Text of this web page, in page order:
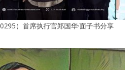
）首席执行官郑国华·面子书分享